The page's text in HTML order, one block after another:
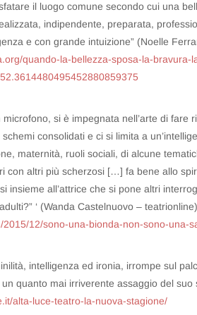
il luogo comune secondo cui una
indipendente, preparata,
e con grande intuizione” (Noelle
quando-la-bellezza-sposa-la-bravura-
microfono, si è impegnata nell’arte di
consolidati e ci si limita a
maternità, ruoli sociali, di alcune
con altri più scherzosi […] fa bene allo
insieme all’attrice che si pone altri
‘ (Wanda Castelnuovo – teatrionline)
2015/12/sono-una-bionda-non-sono-una-
intelligenza ed ironia, irrompe sul
quanto mai irriverente assaggio del
alta-luce-teatro-la-nuova-stagione/